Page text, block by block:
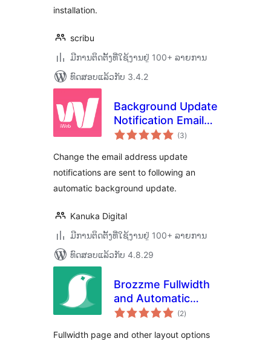
installation.
scribu
ມີການຕິດຕັ້ງທີ່ໃຊ້ງານຢູ່ 100+ ລາຍການ
ທົດສອບແລ້ວກັບ 3.4.2
Background Update
Notification Email
Address
(3ຄະແນນ
ທັງໝົດ
)
Change the email address update
notifications are sent to following an
automatic background update.
Kanuka Digital
ມີການຕິດຕັ້ງທີ່ໃຊ້ງານຢູ່ 100+ ລາຍການ
ທົດສອບແລ້ວກັບ 4.8.29
Brozzme Fullwidth
and Automatic
Layout in Divi
(2ຄະແນນ
ທັງໝົດ
)
Fullwidth page and other layout options